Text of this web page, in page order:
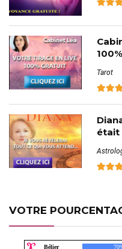
Tarot
était
VOTRE